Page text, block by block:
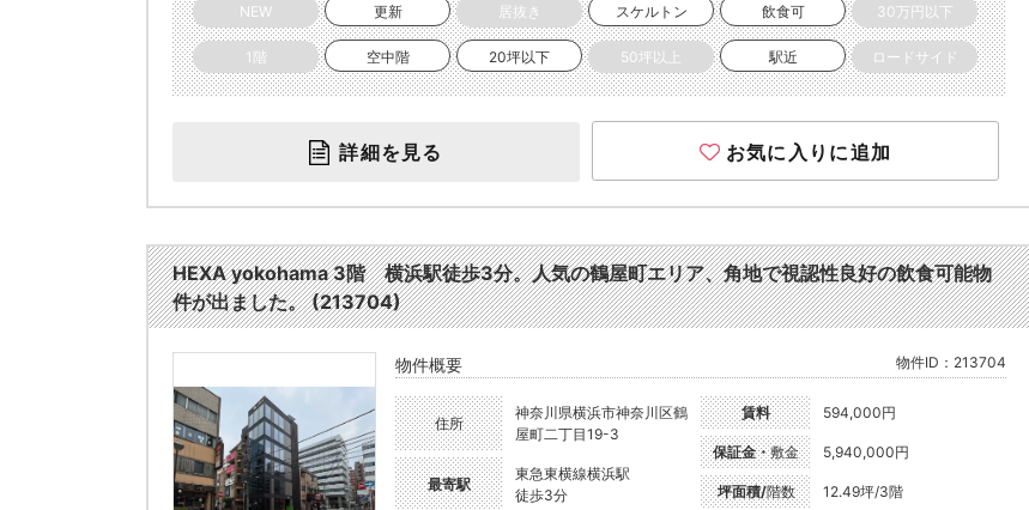
NEW 更新 居抜き スケルトン 飲食可 30万円以下
1階 空中階 20坪以下 50坪以上 駅近 ロードサイド
詳細を見る お気に入りに追加
HEXA yokohama 3階 横浜駅徒歩3分。人気の鶴屋町エリア、角地で視認性良好の飲食可能物
件が出ました。 (213704)
物件概要 物件ID：213704
住所
神奈川県横浜市神奈川区鶴
屋町二丁目19-3
最寄駅
東急東横線横浜駅
徒歩3分
賃料 594,000円
保証金・敷金 5,940,000円
坪面積/階数 12.49坪/3階